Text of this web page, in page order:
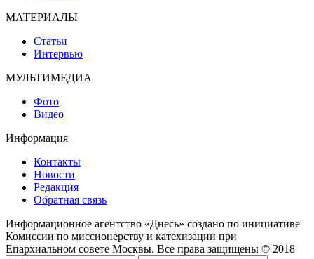
МАТЕРИАЛЫ
Статьи
Интервью
МУЛЬТИМЕДИА
Фото
Видео
Информация
Контакты
Новости
Редакция
Обратная связь
Информационное агентство «Днесь» создано по инициативе
Комиссии по миссионерству и катехизации при
Епархиальном совете Москвы. Все права защищены © 2018